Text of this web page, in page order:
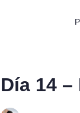
Día 14